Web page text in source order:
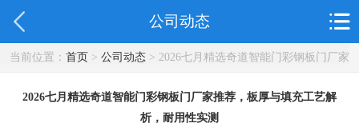
公司动态
当前位置： 首页> 公司动态> 2026七月精选奇道智能门彩钢板门厂家
2026七月精选奇道智能门彩钢板门厂家推荐，板厚与填充工艺解
析，耐用性实测